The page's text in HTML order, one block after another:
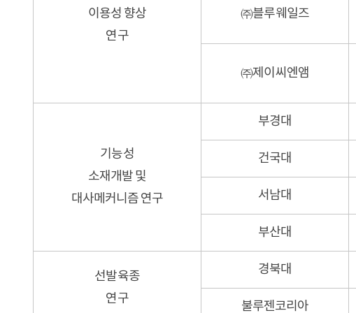
이용성 향상
연구
㈜블루웨일즈
㈜제이씨엔앰
기능성
소재개발 및
대사메커니즘 연구
부경대
건국대
서남대
부산대
선발육종
연구
경북대
불루젠코리아